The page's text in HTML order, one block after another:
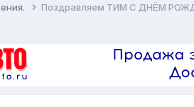
Поздравляем ТИМ С ДНЁМ